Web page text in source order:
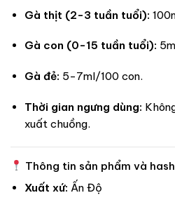
Gà thịt (2-3 tuần tuổi):
Gà con (0-15 tuần tuổi):
Gà đẻ: 5-7ml/100 con.
Thời gian ngưng dùng:
xuất chuồng.
Thông tin sản phẩm và
Xuất xứ: Ấn Độ